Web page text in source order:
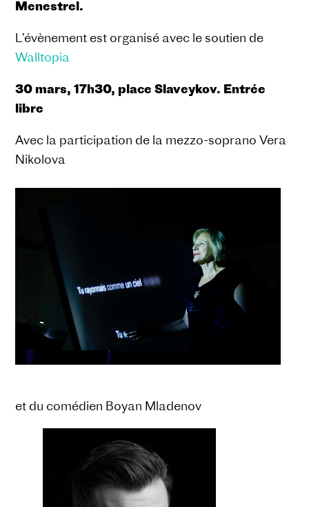
Menestrel.
L’évènement est organisé avec le soutien de
Walltopia
30 mars, 17h30, place Slaveykov. Entrée
libre
Avec la participation de la mezzo-soprano Vera
Nikolova
et du comédien Boyan Mladenov